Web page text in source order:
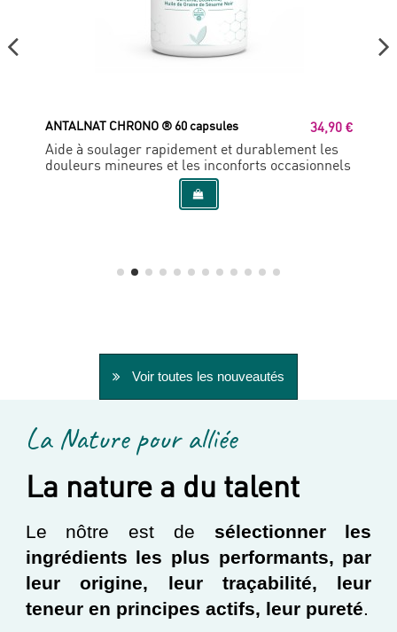
ANTALNAT CHRONO ® 60 capsules
34,90 €
Aide à soulager rapidement et durablement les
douleurs mineures et les inconforts occasionnels
Voir toutes les nouveautés
La Nature pour alliée
La nature a du talent
Le nôtre est de sélectionner les
ingrédients les plus performants, par
leur origine, leur traçabilité, leur
teneur en principes actifs, leur pureté.